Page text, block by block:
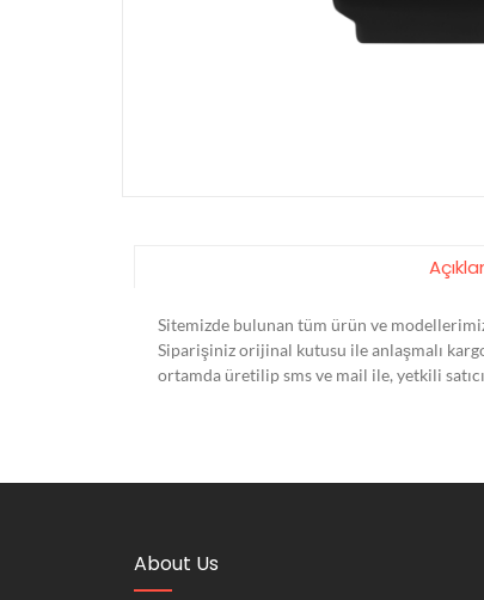
Sitemizde bulunan tüm ürün ve
Siparişiniz orijinal kutusu ile anlaşmalı
ortamda üretilip sms ve mail ile, yetkili
About Us